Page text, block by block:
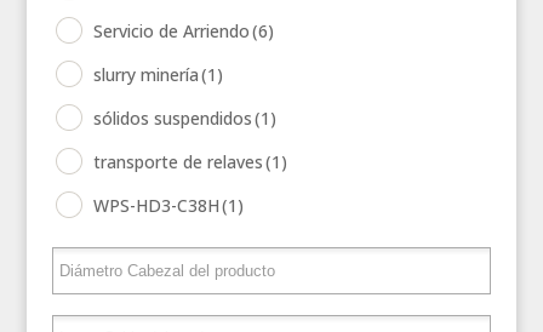
Servicio de Arriendo(6)
slurry minería(1)
sólidos suspendidos(1)
transporte de relaves(1)
WPS-HD3-C38H(1)